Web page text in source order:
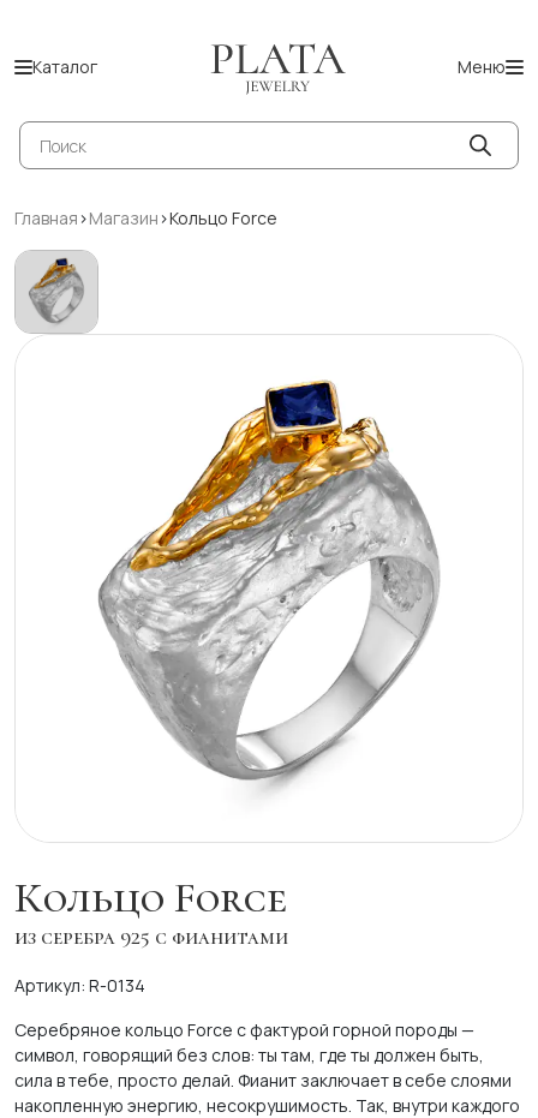
Каталог Меню
Поиск
товаров
Главная >Магазин >Кольцо Force
Кольцо Force
из серебра 925 с фианитами
Артикул: R-0134
Серебряное кольцо Force с фактурой горной породы —
символ, говорящий без слов: ты там, где ты должен быть,
сила в тебе, просто делай. Фианит заключает в себе слоями
накопленную энергию, несокрушимость. Так, внутри каждого